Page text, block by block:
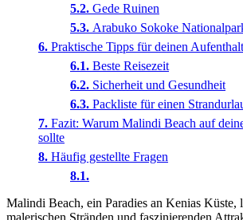
Gede Ruinen
Arabuko Sokoke
Praktische Tipps für deinen Aufenthalt
Beste Reisezeit
Sicherheit und Gesundheit
Packliste für einen
Fazit: Warum Malindi Beach auf
sollte
Häufig gestellte Fragen
Malindi Beach, ein Paradies an Kenias Küste,
malerischen Stränden und faszinierenden